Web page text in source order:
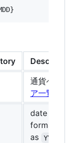
通貨ペア:
ア一覧
date
formatted
as